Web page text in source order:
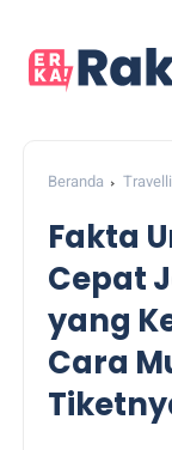
Beranda
Tiketnya
Fakta
Cepat
yang
Cara